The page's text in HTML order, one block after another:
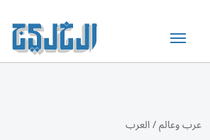
عرب وعالم/العرب